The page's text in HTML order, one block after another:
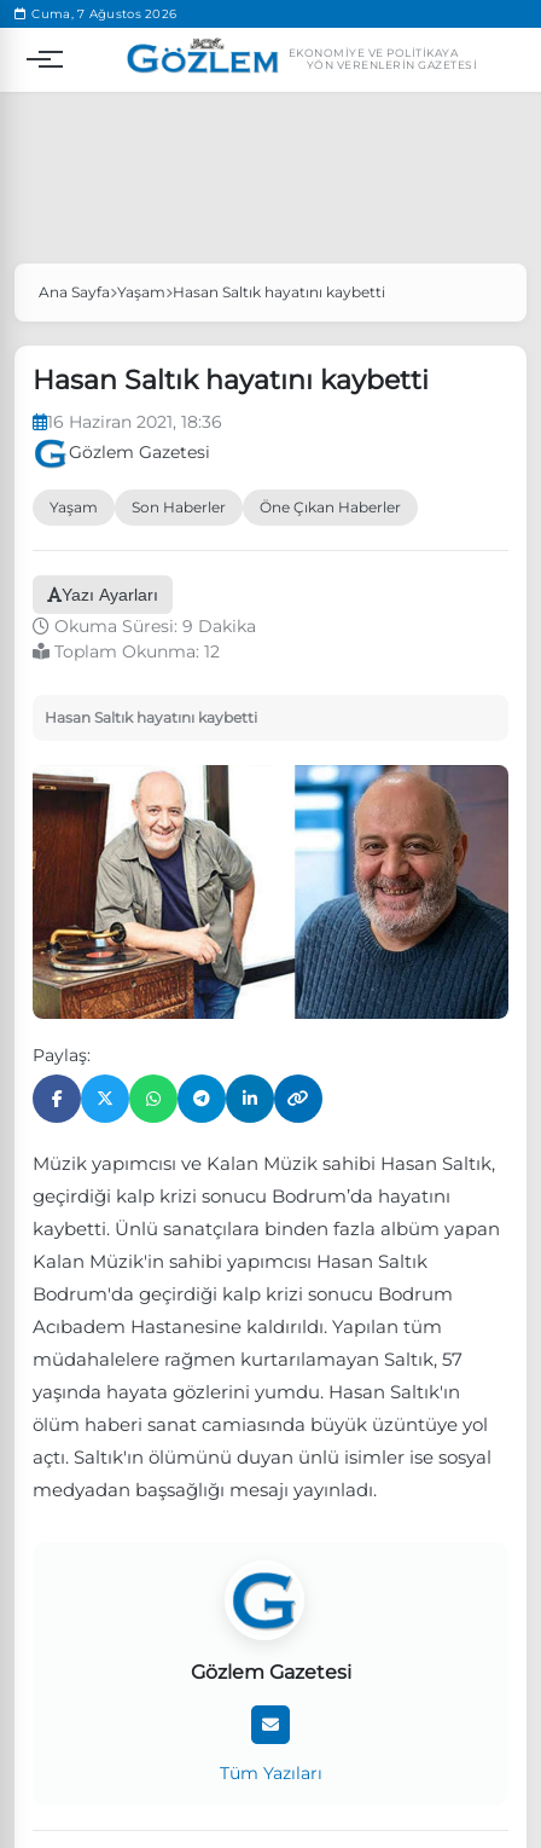
Cuma, 7 Ağustos 2026
EKONOMIYE VE POLITIKAYA
YÖN VERENLERIN GAZETESI
Popüler Aramalar
Özgür Özel, Ekrem İmamoğlu’nu ziyaret edecek
Ünlü çift bir etkinliğe daha katılmama kararı aldı
Ana Sayfa Yaşam Hasan Saltık hayatını kaybetti
Hasan Saltık hayatını kaybetti
16 Haziran 2021, 18:36
Gözlem Gazetesi
Yaşam Son Haberler Öne Çıkan Haberler
Yazı Ayarları
Okuma Süresi: 9 Dakika
Toplam Okunma: 12
Hasan Saltık hayatını kaybetti
Paylaş:
Müzik yapımcısı ve Kalan Müzik sahibi Hasan Saltık,
geçirdiği kalp krizi sonucu Bodrum’da hayatını
kaybetti. Ünlü sanatçılara binden fazla albüm yapan
Kalan Müzik'in sahibi yapımcısı Hasan Saltık
Bodrum'da geçirdiği kalp krizi sonucu Bodrum
Acıbadem Hastanesine kaldırıldı. Yapılan tüm
müdahalelere rağmen kurtarılamayan Saltık, 57
yaşında hayata gözlerini yumdu. Hasan Saltık'ın
ölüm haberi sanat camiasında büyük üzüntüye yol
açtı. Saltık'ın ölümünü duyan ünlü isimler ise sosyal
medyadan başsağlığı mesajı yayınladı.
Gözlem Gazetesi
Tüm Yazıları